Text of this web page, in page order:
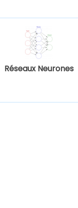
Réseaux Neurones